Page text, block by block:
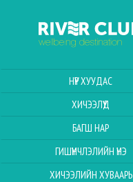
НҮҮР ХУУДАС
ХИЧЭЭЛҮҮД
БАГШ НАР
ГИШҮҮНЧЛЭЛИЙН ҮНЭ
ХИЧЭЭЛИЙН ХУВААРЬ